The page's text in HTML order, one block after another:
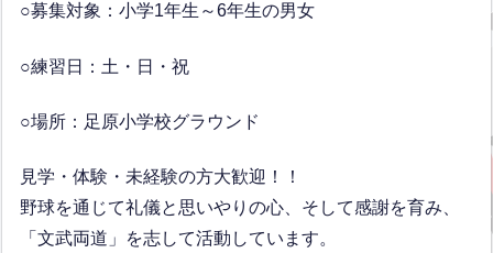
○募集対象：小学1年生～6年生の男女
○練習日：土・日・祝
○場所：足原小学校グラウンド
見学・体験・未経験の方大歓迎！！
野球を通じて礼儀と思いやりの心、そして感謝を育み、
「文武両道」を志して活動しています。